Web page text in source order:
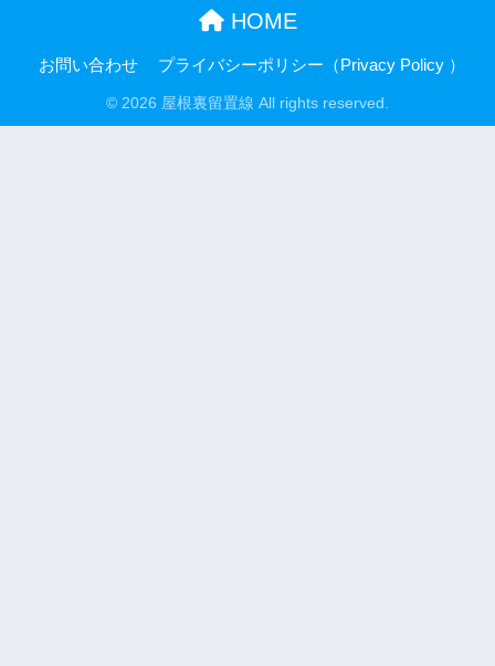
HOME
お問い合わせ プライバシーポリシー（Privacy Policy ）
© 2026 屋根裏留置線 All rights reserved.